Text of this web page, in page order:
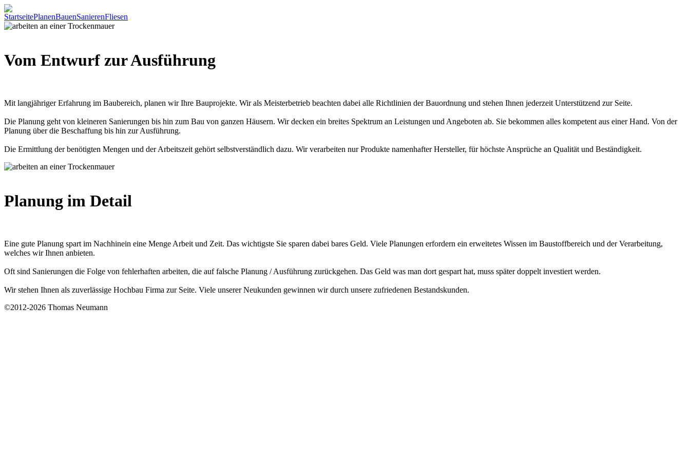
StartseitePlanenBauenSanierenFliesen
Vom Entwurf zur Ausführung
Mit langjähriger Erfahrung im Baubereich, planen wir Ihre Bauprojekte. Wir als Meisterbetrieb beachten dabei alle Richtlinien der Bauordnung und stehen Ihnen jederzeit Unterstützend zur Seite.
Die Planung geht von kleineren Sanierungen bis hin zum Bau von ganzen Häusern. Wir decken ein breites Spektrum an Leistungen und Angeboten ab. Sie bekommen alles kompetent aus einer Hand. Von der
Planung über die Beschaffung bis hin zur Ausführung.
Die Ermittlung der benötigten Mengen und der Arbeitszeit gehört selbstverständlich dazu. Wir verarbeiten nur Produkte namenhafter Hersteller, für höchste Ansprüche an Qualität und Beständigkeit.
Planung im Detail
Eine gute Planung spart im Nachhinein eine Menge Arbeit und Zeit. Das wichtigste Sie sparen dabei bares Geld. Viele Planungen erfordern ein erweitetes Wissen im Baustoffbereich und der Verarbeitung,
welches wir Ihnen anbieten.
Oft sind Sanierungen die Folge von fehlerhaften arbeiten, die auf falsche Planung / Ausführung zurückgehen. Das Geld was man dort gespart hat, muss später doppelt investiert werden.
Wir stehen Ihnen als zuverlässige Hochbau Firma zur Seite. Viele unserer Neukunden gewinnen wir durch unsere zufriedenen Bestandskunden.
©2012-2026 Thomas Neumann